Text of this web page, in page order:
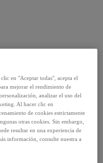
en "Aceptar todas", acepta el
mejorar el rendimiento de
analizar el uso del
Al hacer clic en
de cookies estrictamente
otras cookies. Sin embargo,
resultar en una experiencia de
información, consulte nuestra a